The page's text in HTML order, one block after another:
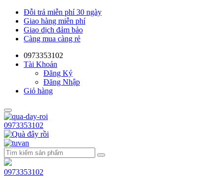
Đỗi trả miễn phí 30 ngày
Giao hàng miễn phí
Giao dịch đảm bảo
Càng mua càng rẻ
0973353102
Tài Khoản
Đăng Ký
Đăng Nhập
Giỏ hàng
0973353102
0973353102